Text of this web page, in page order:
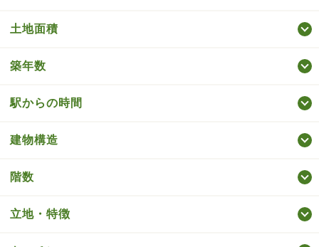
土地面積
築年数
駅からの時間
建物構造
階数
立地・特徴